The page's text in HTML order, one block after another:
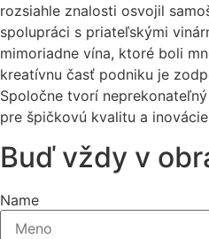
rozsiahle znalosti osvojil
spolupráci s priateľskými
mimoriadne vína, ktoré boli
kreatívnu časť podniku je
Spoločne tvorí
pre špičkovú kvalitu a
Buď vždy v
Name